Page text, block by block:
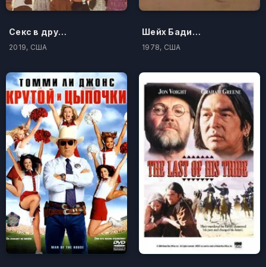
Секс в другом городе: Поколение Q
2019, США
Шейх Бадияр. История любви и мести
1978, США